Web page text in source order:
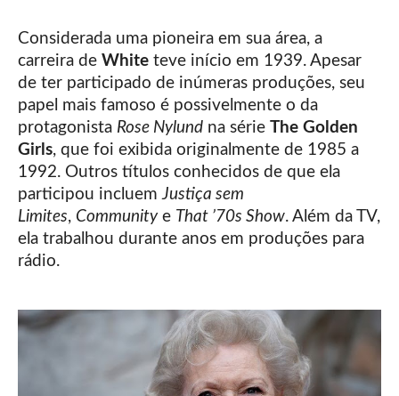
Considerada uma pioneira em sua área, a
carreira de White teve início em 1939. Apesar
de ter participado de inúmeras produções, seu
papel mais famoso é possivelmente o da
protagonista Rose Nylund na série The Golden
Girls, que foi exibida originalmente de 1985 a
1992. Outros títulos conhecidos de que ela
participou incluemJustiça sem
Limites, Communitye That ’70s Show. Além da TV,
ela trabalhou durante anos em produções para
rádio.